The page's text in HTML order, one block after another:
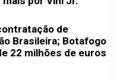
de
Brasileira; Botafogo
22 milhões de euros